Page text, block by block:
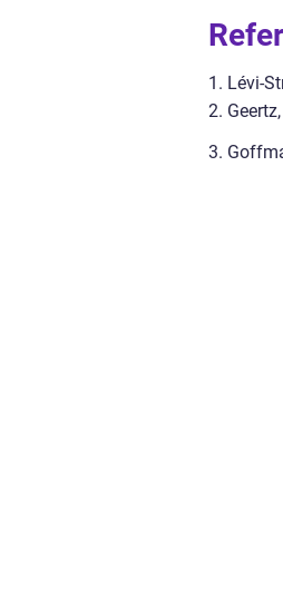
1. Lévi-
2.
3.